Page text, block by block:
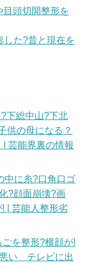
目頭切開整形を
した?昔と現在を
下総中山?下北
供の母になる？
芸能界裏の情報
中に糸?口角口ゴ
?顔面崩壊?画
| 芸能人整形劣
を整形?横顔が!
い テレビに出